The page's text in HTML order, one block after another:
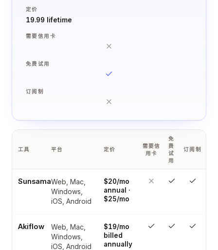
定价
19.99 lifetime
需要信用卡
免费试用
订阅制
工具 平台 定价
需要信
用卡
免
费
试
用
订阅制
SunsamaWeb, Mac,
Windows,
iOS, Android
$20/mo
annual ·
$25/mo
Akiflow
Web, Mac,
Windows,
iOS, Android
$19/mo
billed
annually